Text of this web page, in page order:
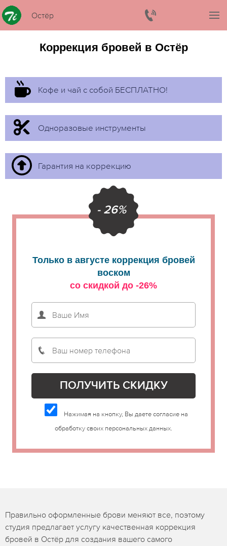
Остёр
Коррекция бровей в Остёр
Кофе и чай с собой БЕСПЛАТНО!
Одноразовые инструменты
Гарантия на коррекцию
- 26%
Только в августе коррекция бровей
воском
со скидкой до -26%
Нажимая на кнопку, Вы даете согласие на
обработку своих персональных данных.
Правильно оформленные брови меняют все, поэтому
студия предлагает услугу качественная коррекция
бровей в Остёр для создания вашего самого